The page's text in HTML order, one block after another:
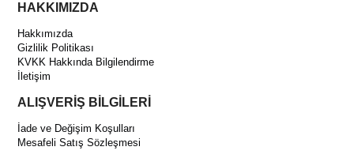
HAKKIMIZDA
Hakkımızda
Gizlilik Politikası
KVKK Hakkında Bilgilendirme
İletişim
ALIŞVERİŞ BİLGİLERİ
İade ve Değişim Koşulları
Mesafeli Satış Sözleşmesi